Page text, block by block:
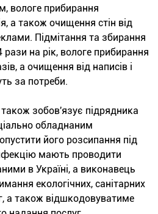
вологе прибирання
а також очищення стін від
Підмітання та збирання
рази на рік, вологе прибирання
а очищення від написів і
за потреби.
зобов'язує підрядника
обладнаним
його розсипання під
мають проводити
в Україні, а виконавець
екологічних, санітарних
а також відшкодовуватиме